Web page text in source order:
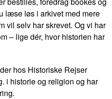
læse løs i arkivet med mere
vil selv har skrevet. Og vi har
– lige dér, hvor historien har
hos Historiske Rejser
i historie og religion og har